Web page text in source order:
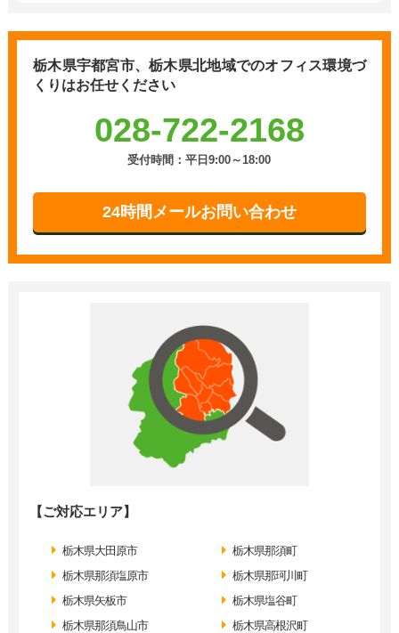
栃木県宇都宮市、栃木県北地域でのオフィス環境づ
くりはお任せください
028-722-2168
受付時間：平日9:00～18:00
24時間メールお問い合わせ
【ご対応エリア】
栃木県大田原市
栃木県那須塩原市
栃木県矢板市
栃木県那須鳥山市
栃木県那須町
栃木県那珂川町
栃木県塩谷町
栃木県高根沢町